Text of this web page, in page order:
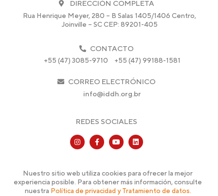
DIRECCIÓN COMPLETA
Rua Henrique Meyer, 280 – B Salas 1405/1406 Centro,
Joinville – SC CEP: 89201-405
CONTACTO
+55 (47) 3085-9710 +55 (47) 99188-1581
CORREO ELECTRÓNICO
info@iddh.org.br
REDES SOCIALES
Nuestro sitio web utiliza cookies para ofrecer la mejor
experiencia posible. Para obtener más información, consulte
nuestra Política de privacidad y Tratamiento de datos.